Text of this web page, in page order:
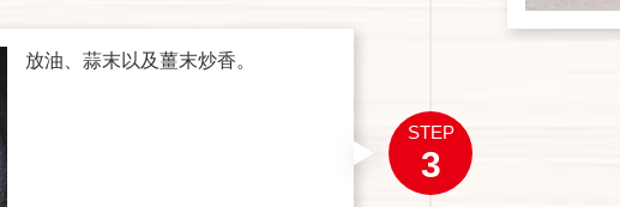
STEP
3
放油、蒜末以及薑末炒香。